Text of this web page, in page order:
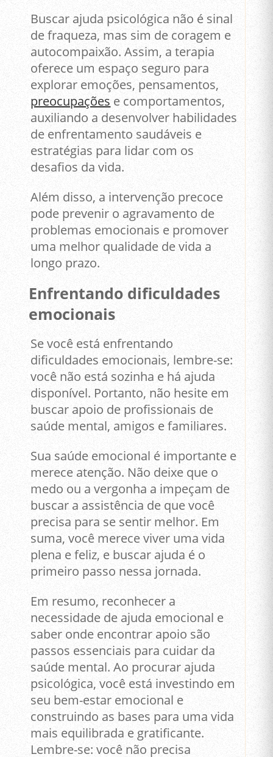
Buscar ajuda psicológica não é sinal
de fraqueza, mas sim de coragem e
autocompaixão. Assim, a terapia
oferece um espaço seguro para
explorar emoções, pensamentos,
preocupações e comportamentos,
auxiliando a desenvolver habilidades
de enfrentamento saudáveis e
estratégias para lidar com os
desafios da vida.
Além disso, a intervenção precoce
pode prevenir o agravamento de
problemas emocionais e promover
uma melhor qualidade de vida a
longo prazo.
Enfrentando dificuldades
emocionais
Se você está enfrentando
dificuldades emocionais, lembre-se:
você não está sozinha e há ajuda
disponível. Portanto, não hesite em
buscar apoio de profissionais de
saúde mental, amigos e familiares.
Sua saúde emocional é importante e
merece atenção. Não deixe que o
medo ou a vergonha a impeçam de
buscar a assistência de que você
precisa para se sentir melhor. Em
suma, você merece viver uma vida
plena e feliz, e buscar ajuda é o
primeiro passo nessa jornada.
Em resumo, reconhecer a
necessidade de ajuda emocional e
saber onde encontrar apoio são
passos essenciais para cuidar da
saúde mental. Ao procurar ajuda
psicológica, você está investindo em
seu bem-estar emocional e
construindo as bases para uma vida
mais equilibrada e gratificante.
Lembre-se: você não precisa